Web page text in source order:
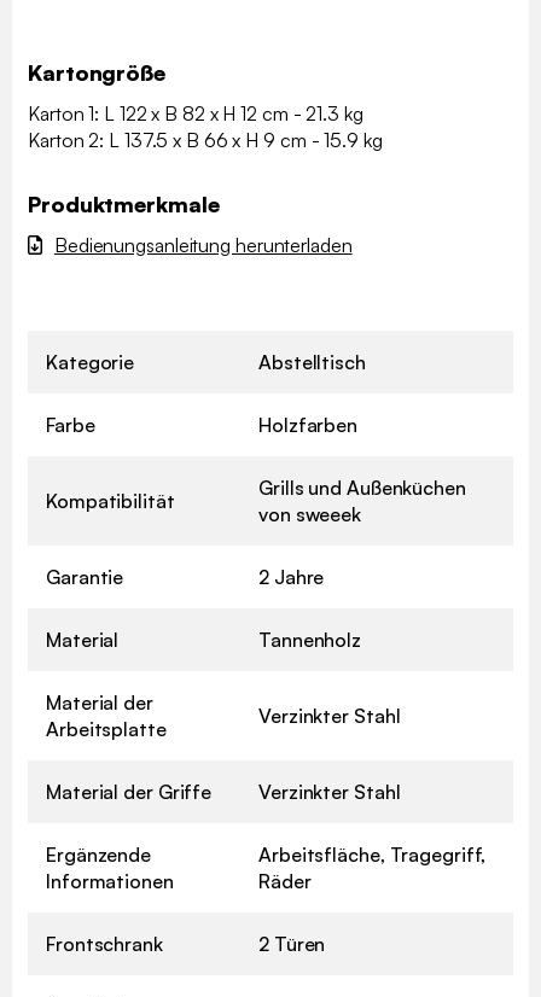
Kartongröße
Karton 1: L 122 x B 82 x H 12 cm - 21.3 kg
Karton 2: L 137.5 x B 66 x H 9 cm - 15.9 kg
Produktmerkmale
Bedienungsanleitung herunterladen
Kategorie Abstelltisch
Farbe Holzfarben
Kompatibilität
Grills und Außenküchen
von sweeek
Garantie 2 Jahre
Material Tannenholz
Material der
Arbeitsplatte
Verzinkter Stahl
Material der Griffe Verzinkter Stahl
Ergänzende
Informationen
Arbeitsfläche, Tragegriff,
Räder
Frontschrank 2 Türen